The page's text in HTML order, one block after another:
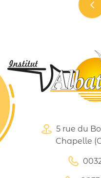
5 rue du
Chapelle